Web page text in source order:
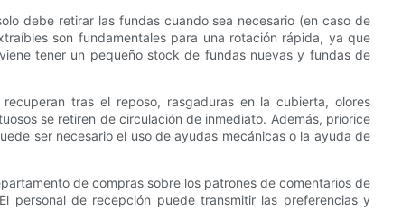
debe retirar las fundas cuando sea necesario (en caso de
son fundamentales para una rotación rápida, ya que
tener un pequeño stock de fundas nuevas y fundas de
tras el reposo, rasgaduras en la cubierta, olores
se retiren de circulación de inmediato. Además, priorice
ser necesario el uso de ayudas mecánicas o la ayuda de
de compras sobre los patrones de comentarios de
personal de recepción puede transmitir las preferencias y